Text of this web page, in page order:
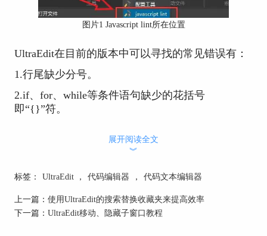
图片1 Javascript lint所在位置
UltraEdit在目前的版本中可以寻找的常见错误有：
1.行尾缺少分号。
2.if、for、while等条件语句缺少的花括号
即“{}”符。
法正常运行的代码。
5.数字字符前含有小数点，小数点后无数字。
6.将数字转换为八进制（基数为 8）的前导零。
展开阅读全文
︾
标签： UltraEdit ， 代码编辑器 ， 代码文本编辑器
上一篇： 使用UltraEdit的搜索替换收藏夹来提高效率
下一篇： UltraEdit移动、隐藏子窗口教程